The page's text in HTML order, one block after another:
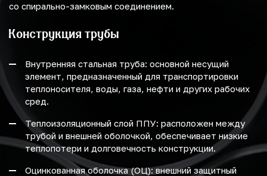
со спирально-замковым соединением.
Конструкция трубы
Внутренняя стальная труба: основной несущий
элемент, предназначенный для транспортировки
теплоносителя, воды, газа, нефти и других рабочих
сред.
Теплоизоляционный слой ППУ: расположен между
трубой и внешней оболочкой, обеспечивает низкие
теплопотери и долговечность конструкции.
Оцинкованная оболочка (ОЦ): внешний защитный